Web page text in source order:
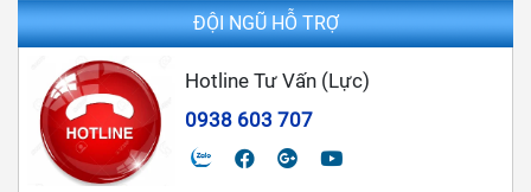
ĐỘI NGŨ HỖ TRỢ
Hotline Tư Vấn (Lực)
0938 603 707